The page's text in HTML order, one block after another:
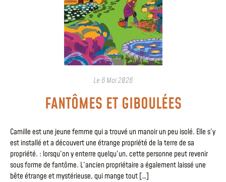
Le 6 Mai 2026
FANTÔMES ET GIBOULÉES
Camille est une jeune femme qui a trouvé un manoir un peu isolé. Elle s’y
est installé et a découvert une étrange propriété de la terre de sa
propriété. : lorsqu’on y enterre quelqu’un, cette personne peut revenir
sous forme de fantôme. L’ancien propriétaire a également laissé une
bête étrange et mystérieuse, qui mange tout […]